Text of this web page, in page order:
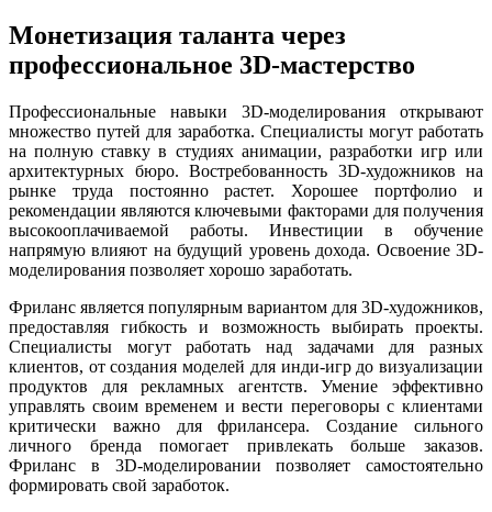
Монетизация таланта через
профессиональное 3D-мастерство
Профессиональные навыки 3D-моделирования открывают
множество путей для заработка. Специалисты могут работать
на полную ставку в студиях анимации, разработки игр или
архитектурных бюро. Востребованность 3D-художников на
рынке труда постоянно растет. Хорошее портфолио и
рекомендации являются ключевыми факторами для получения
высокооплачиваемой работы. Инвестиции в обучение
напрямую влияют на будущий уровень дохода. Освоение 3D-
моделирования позволяет хорошо заработать.
Фриланс является популярным вариантом для 3D-художников,
предоставляя гибкость и возможность выбирать проекты.
Специалисты могут работать над задачами для разных
клиентов, от создания моделей для инди-игр до визуализации
продуктов для рекламных агентств. Умение эффективно
управлять своим временем и вести переговоры с клиентами
критически важно для фрилансера. Создание сильного
личного бренда помогает привлекать больше заказов.
Фриланс в 3D-моделировании позволяет самостоятельно
формировать свой заработок.